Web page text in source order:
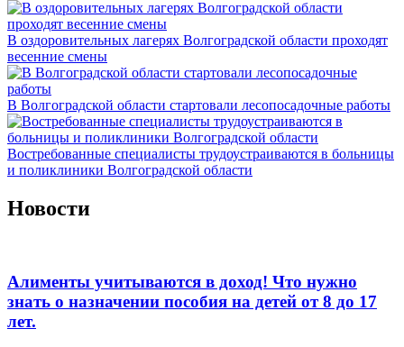
В оздоровительных лагерях Волгоградской области проходят
весенние смены
В Волгоградской области стартовали лесопосадочные работы
Востребованные специалисты трудоустраиваются в больницы
и поликлиники Волгоградской области
Новости
Алименты учитываются в доход! Что нужно
знать о назначении пособия на детей от 8 до 17
лет.